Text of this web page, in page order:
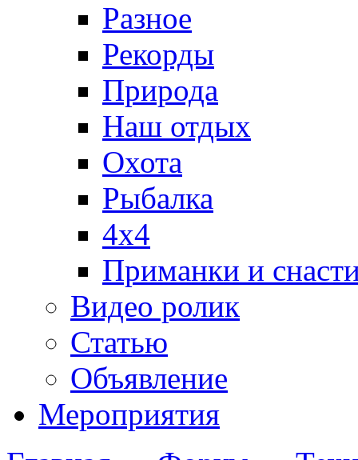
Разное
Рекорды
Природа
Наш отдых
Охота
Рыбалка
4х4
Приманки и
Видео ролик
Статью
Объявление
Мероприятия